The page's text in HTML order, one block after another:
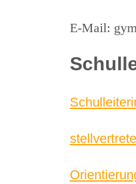
E-Mail: